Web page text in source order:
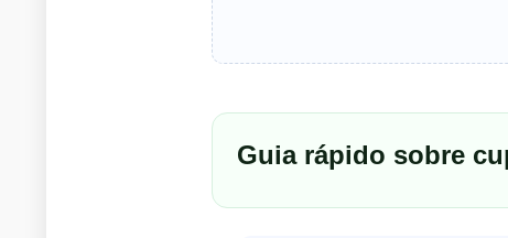
Guia rápido sobre